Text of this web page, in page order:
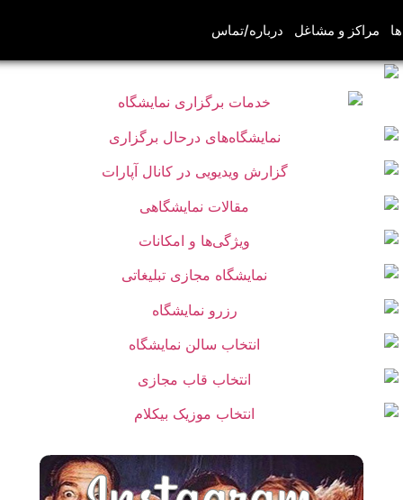
مراکز و مشاغل درباره/تماس